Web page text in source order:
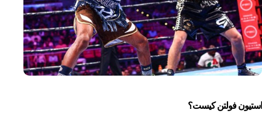
استیون فولتن کیست؟